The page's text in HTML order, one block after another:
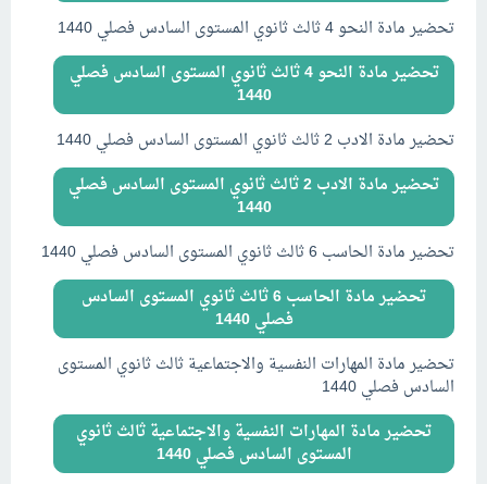
تحضير مادة النحو 4 ثالث ثانوي المستوى السادس فصلي 1440
تحضير مادة النحو 4 ثالث ثانوي المستوى السادس فصلي
1440
تحضير مادة الادب 2 ثالث ثانوي المستوى السادس فصلي 1440
تحضير مادة الادب 2 ثالث ثانوي المستوى السادس فصلي
1440
تحضير مادة الحاسب 6 ثالث ثانوي المستوى السادس فصلي 1440
تحضير مادة الحاسب 6 ثالث ثانوي المستوى السادس
فصلي 1440
تحضير مادة المهارات النفسية والاجتماعية ثالث ثانوي المستوى
السادس فصلي 1440
تحضير مادة المهارات النفسية والاجتماعية ثالث ثانوي
المستوى السادس فصلي 1440